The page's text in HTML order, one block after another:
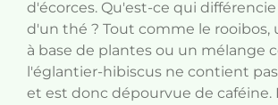
d'écorces. Qu'est-ce qui
d'un thé ? Tout comme le rooibos,
à base de plantes ou un mélange
l'églantier-hibiscus ne contient
et est donc dépourvue de caféine.